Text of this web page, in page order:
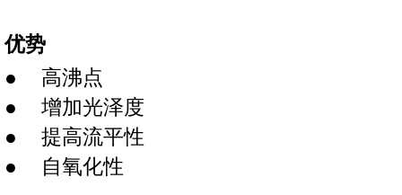
优势
高沸点
增加光泽度
提高流平性
自氧化性